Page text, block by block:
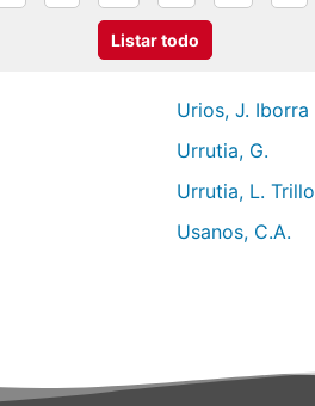
Listar todo
Urios, J. Iborra
Urrutia, G.
Urrutia, L. Trillo
Usanos, C.A.